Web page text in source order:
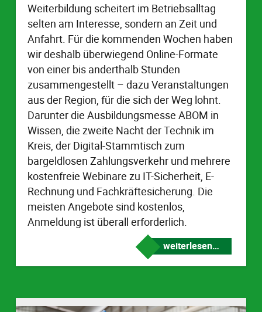
Weiterbildung scheitert im Betriebsalltag
selten am Interesse, sondern an Zeit und
Anfahrt. Für die kommenden Wochen haben
wir deshalb überwiegend Online-Formate
von einer bis anderthalb Stunden
zusammengestellt – dazu Veranstaltungen
aus der Region, für die sich der Weg lohnt.
Darunter die Ausbildungsmesse ABOM in
Wissen, die zweite Nacht der Technik im
Kreis, der Digital-Stammtisch zum
bargeldlosen Zahlungsverkehr und mehrere
kostenfreie Webinare zu IT-Sicherheit, E-
Rechnung und Fachkräftesicherung. Die
meisten Angebote sind kostenlos,
Anmeldung ist überall erforderlich.
weiterlesen…